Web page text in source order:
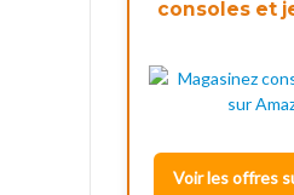
consoles et
Voir les offres